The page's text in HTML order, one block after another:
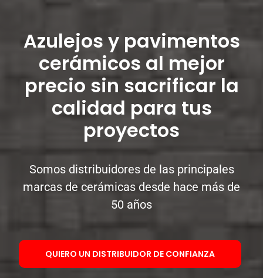
Azulejos y pavimentos
cerámicos al mejor
precio sin sacrificar la
calidad para tus
proyectos
Somos distribuidores de las principales
marcas de cerámicas desde hace más de
50 años
QUIERO UN DISTRIBUIDOR DE CONFIANZA